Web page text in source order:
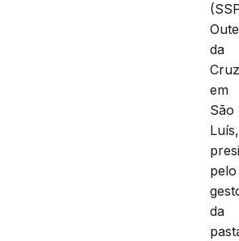
da
em
São
Luís,
pelo
da